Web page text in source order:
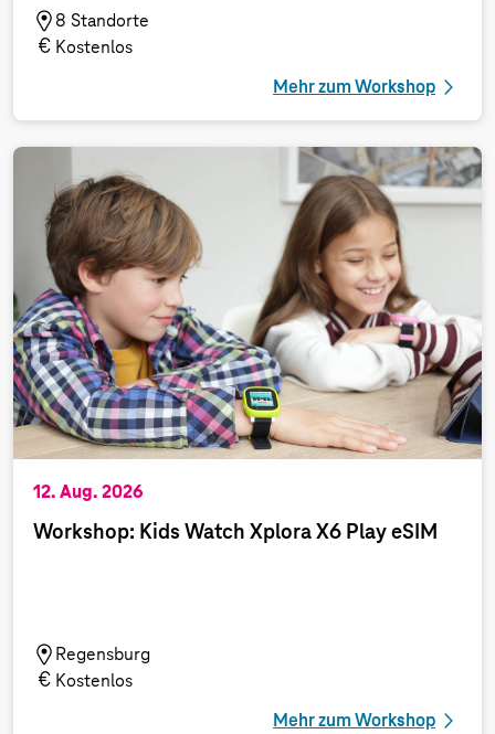
8 Standorte
Kostenlos
Mehr zum Workshop
12. Aug. 2026
Workshop: Kids Watch Xplora X6 Play eSIM
Regensburg
Kostenlos
Mehr zum Workshop